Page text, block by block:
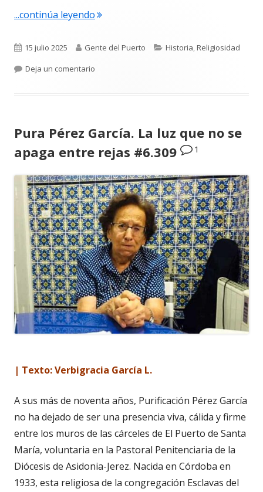
...continúa leyendo"Francisco Andrés Gallardo. “Aquel
Publicado
el
15 julio 2025 Autor
Gente del Puerto Categorías
Historia Religiosidad
Deja un comentario
Pura Pérez García. La luz que no se
apaga entre rejas #6.309
1
| Texto: Verbigracia García L.
A sus más de noventa años, Purificación Pérez García
no ha dejado de ser una presencia viva, cálida y firme
entre los muros de las cárceles de El Puerto de Santa
María, voluntaria en la Pastoral Penitenciaria de la
Diócesis de Asidonia-Jerez. Nacida en Córdoba en
1933, esta religiosa de la congregación Esclavas del